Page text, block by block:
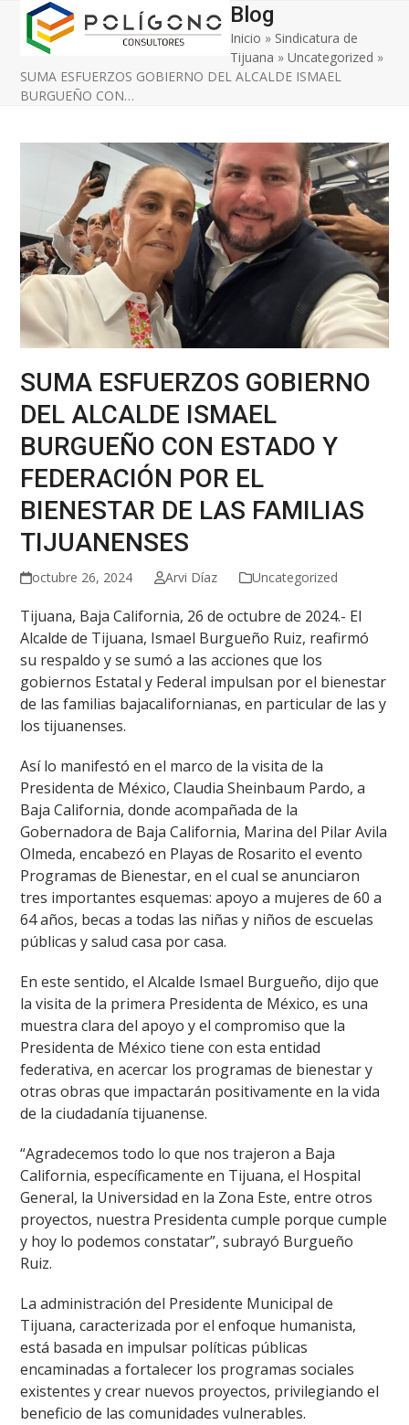
Skip
content
Open
mobile
menu
Close
mobile
menu
Blog
Inicio » Sindicatura de
Tijuana »Uncategorized »
SUMA ESFUERZOS GOBIERNO DEL ALCALDE ISMAEL
BURGUEÑO CON…
SUMA ESFUERZOS GOBIERNO
DEL ALCALDE ISMAEL
BURGUEÑO CON ESTADO Y
FEDERACIÓN POR EL
BIENESTAR DE LAS FAMILIAS
TIJUANENSES
octubre 26, 2024 Arvi Díaz Uncategorized
Tijuana, Baja California, 26 de octubre de 2024.- El
Alcalde de Tijuana, Ismael Burgueño Ruiz, reafirmó
su respaldo y se sumó a las acciones que los
gobiernos Estatal y Federal impulsan por el bienestar
de las familias bajacalifornianas, en particular de las y
los tijuanenses.
Así lo manifestó en el marco de la visita de la
Presidenta de México, Claudia Sheinbaum Pardo, a
Baja California, donde acompañada de la
Gobernadora de Baja California, Marina del Pilar Avila
Olmeda, encabezó en Playas de Rosarito el evento
Programas de Bienestar, en el cual se anunciaron
tres importantes esquemas: apoyo a mujeres de 60 a
64 años, becas a todas las niñas y niños de escuelas
públicas y salud casa por casa.
En este sentido, el Alcalde Ismael Burgueño, dijo que
la visita de la primera Presidenta de México, es una
muestra clara del apoyo y el compromiso que la
Presidenta de México tiene con esta entidad
federativa, en acercar los programas de bienestar y
otras obras que impactarán positivamente en la vida
de la ciudadanía tijuanense.
“Agradecemos todo lo que nos trajeron a Baja
California, específicamente en Tijuana, el Hospital
General, la Universidad en la Zona Este, entre otros
proyectos, nuestra Presidenta cumple porque cumple
y hoy lo podemos constatar”, subrayó Burgueño
Ruiz.
La administración del Presidente Municipal de
Tijuana, caracterizada por el enfoque humanista,
está basada en impulsar políticas públicas
encaminadas a fortalecer los programas sociales
existentes y crear nuevos proyectos, privilegiando el
beneficio de las comunidades vulnerables.